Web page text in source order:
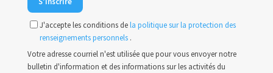
J'accepte les conditions dela politique sur la protection des
renseignements personnels .
Votre adresse courriel n'est utilisée que pour vous envoyer notre
bulletin d'information et des informations sur les activités du